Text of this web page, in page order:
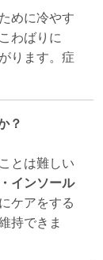
めに冷やす
わばりに
ります。症
？
とは難しい
インソール
ケアをする
持できま